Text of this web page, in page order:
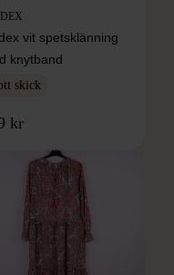
vit spetsklänning
knytband
skick
kr